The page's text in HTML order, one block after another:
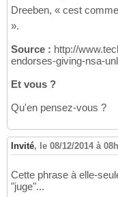
Dreeben, « cest
».
Source : http://
endorses-giving-nsa-
Et vous ?
Qu'en pensez-vous ?
Invité, le 08/12/2014 à
Cette phrase à elle-
"juge"...